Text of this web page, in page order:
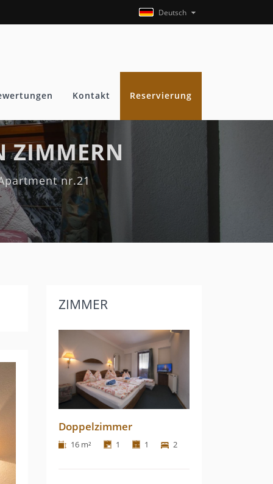
Deutsch
Kontakt Reservierung
ZIMMERN
nr.21
ZIMMER
Doppelzimmer
16 m² 1 1 2